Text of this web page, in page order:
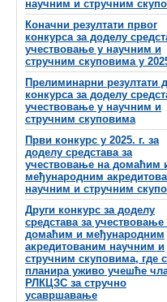
научним и стручним
Коначни резултати првог
конкурса за доделу
учествовање у научним и
стручним скуповима у
Прелиминарни резултати
конкурса за доделу
учествовање у научним и
стручним скуповима
Први конкурс у 2025. г. за
доделу средстава за
учествовање на домаћим
међународним
научним и стручним
Други конкурс за доделу
средстава за учествовање
домаћим и међународним
акредитованим научним и
стручним скуповима, где
планира уживо учешће
РЛКЦЗС за стручно
усавршавање